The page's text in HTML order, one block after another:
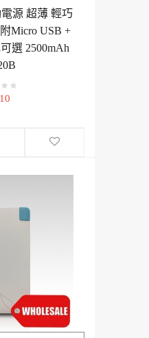
源 超薄 輕巧
Micro USB +
選 2500mAh